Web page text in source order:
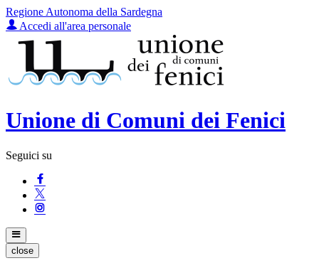
Regione Autonoma della Sardegna
Accedi all'area personale
Unione di Comuni dei Fenici
Seguici su
close